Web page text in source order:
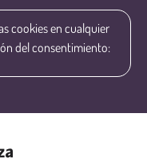
cookies en cualquier
del consentimiento: